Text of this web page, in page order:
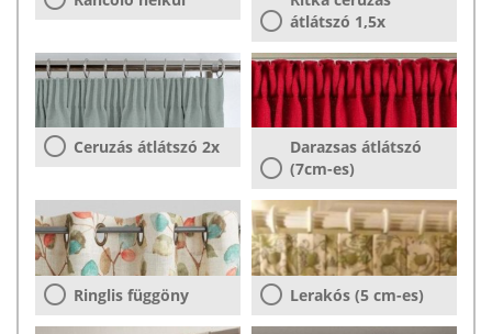
átlátszó 1,5x
Ceruzás átlátszó 2x
Darazsas átlátszó
(7cm-es)
Ringlis függöny Lerakós (5 cm-es)